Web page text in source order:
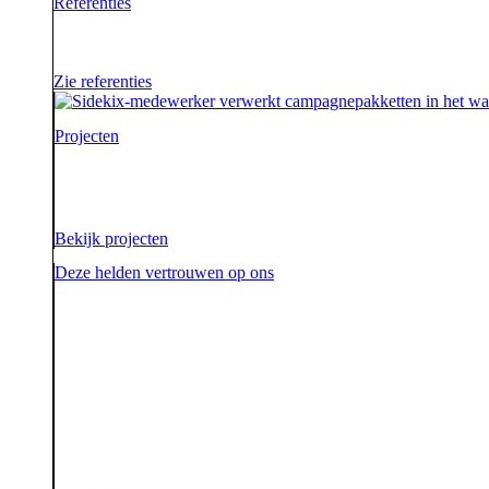
Zie referenties
Projecten
Bekijk projecten
Deze helden vertrouwen op ons